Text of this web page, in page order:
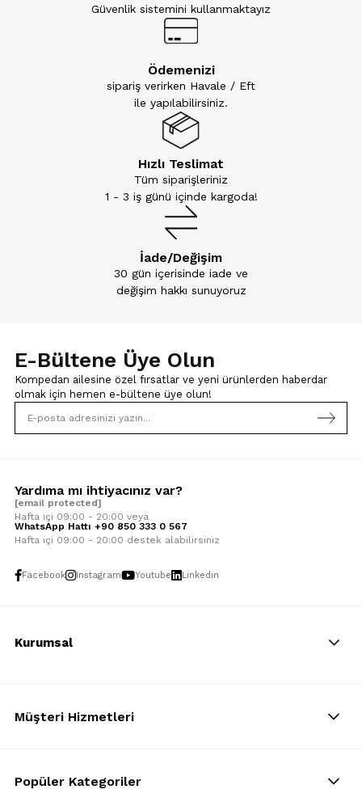
Güvenlik sistemini kullanmaktayız
Ödemenizi
sipariş verirken Havale / Eft
ile yapılabilirsiniz.
Hızlı Teslimat
Tüm siparişleriniz
1 - 3 iş günü içinde kargoda!
İade/Değişim
30 gün içerisinde iade ve
değişim hakkı sunuyoruz
E-Bültene Üye Olun
Kompedan ailesine özel fırsatlar ve yeni ürünlerden haberdar
olmak için hemen e-bültene üye olun!
Yardıma mı ihtiyacınız var?
[email protected]
Hafta içi 09:00 - 20:00 veya
WhatsApp Hattı +90 850 333 0 567
Hafta içi 09:00 - 20:00 destek alabilirsiniz
Facebook Instagram Youtube Linkedin
Kurumsal
Müşteri Hizmetleri
Popüler Kategoriler